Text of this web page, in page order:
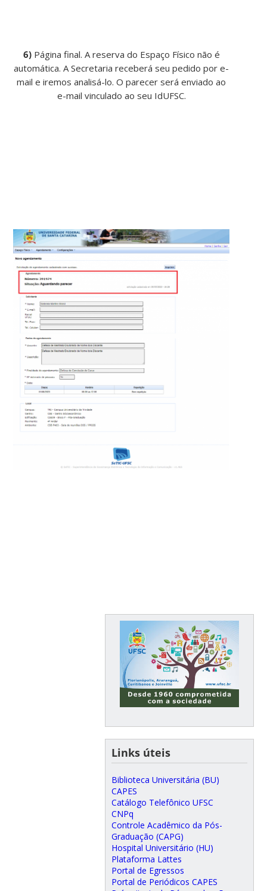
6)Página final. A reserva do Espaço Físico não é
automática. A Secretaria receberá seu pedido por e-
mail e iremos analisá-lo. O parecer será enviado ao
e-mail vinculado ao seu IdUFSC.
Links úteis
Biblioteca Universitária (BU)
CAPES
Catálogo Telefônico UFSC
CNPq
Controle Acadêmico da Pós-
Graduação (CAPG)
Hospital Universitário (HU)
Plataforma Lattes
Portal de Egressos
Portal de Periódicos CAPES